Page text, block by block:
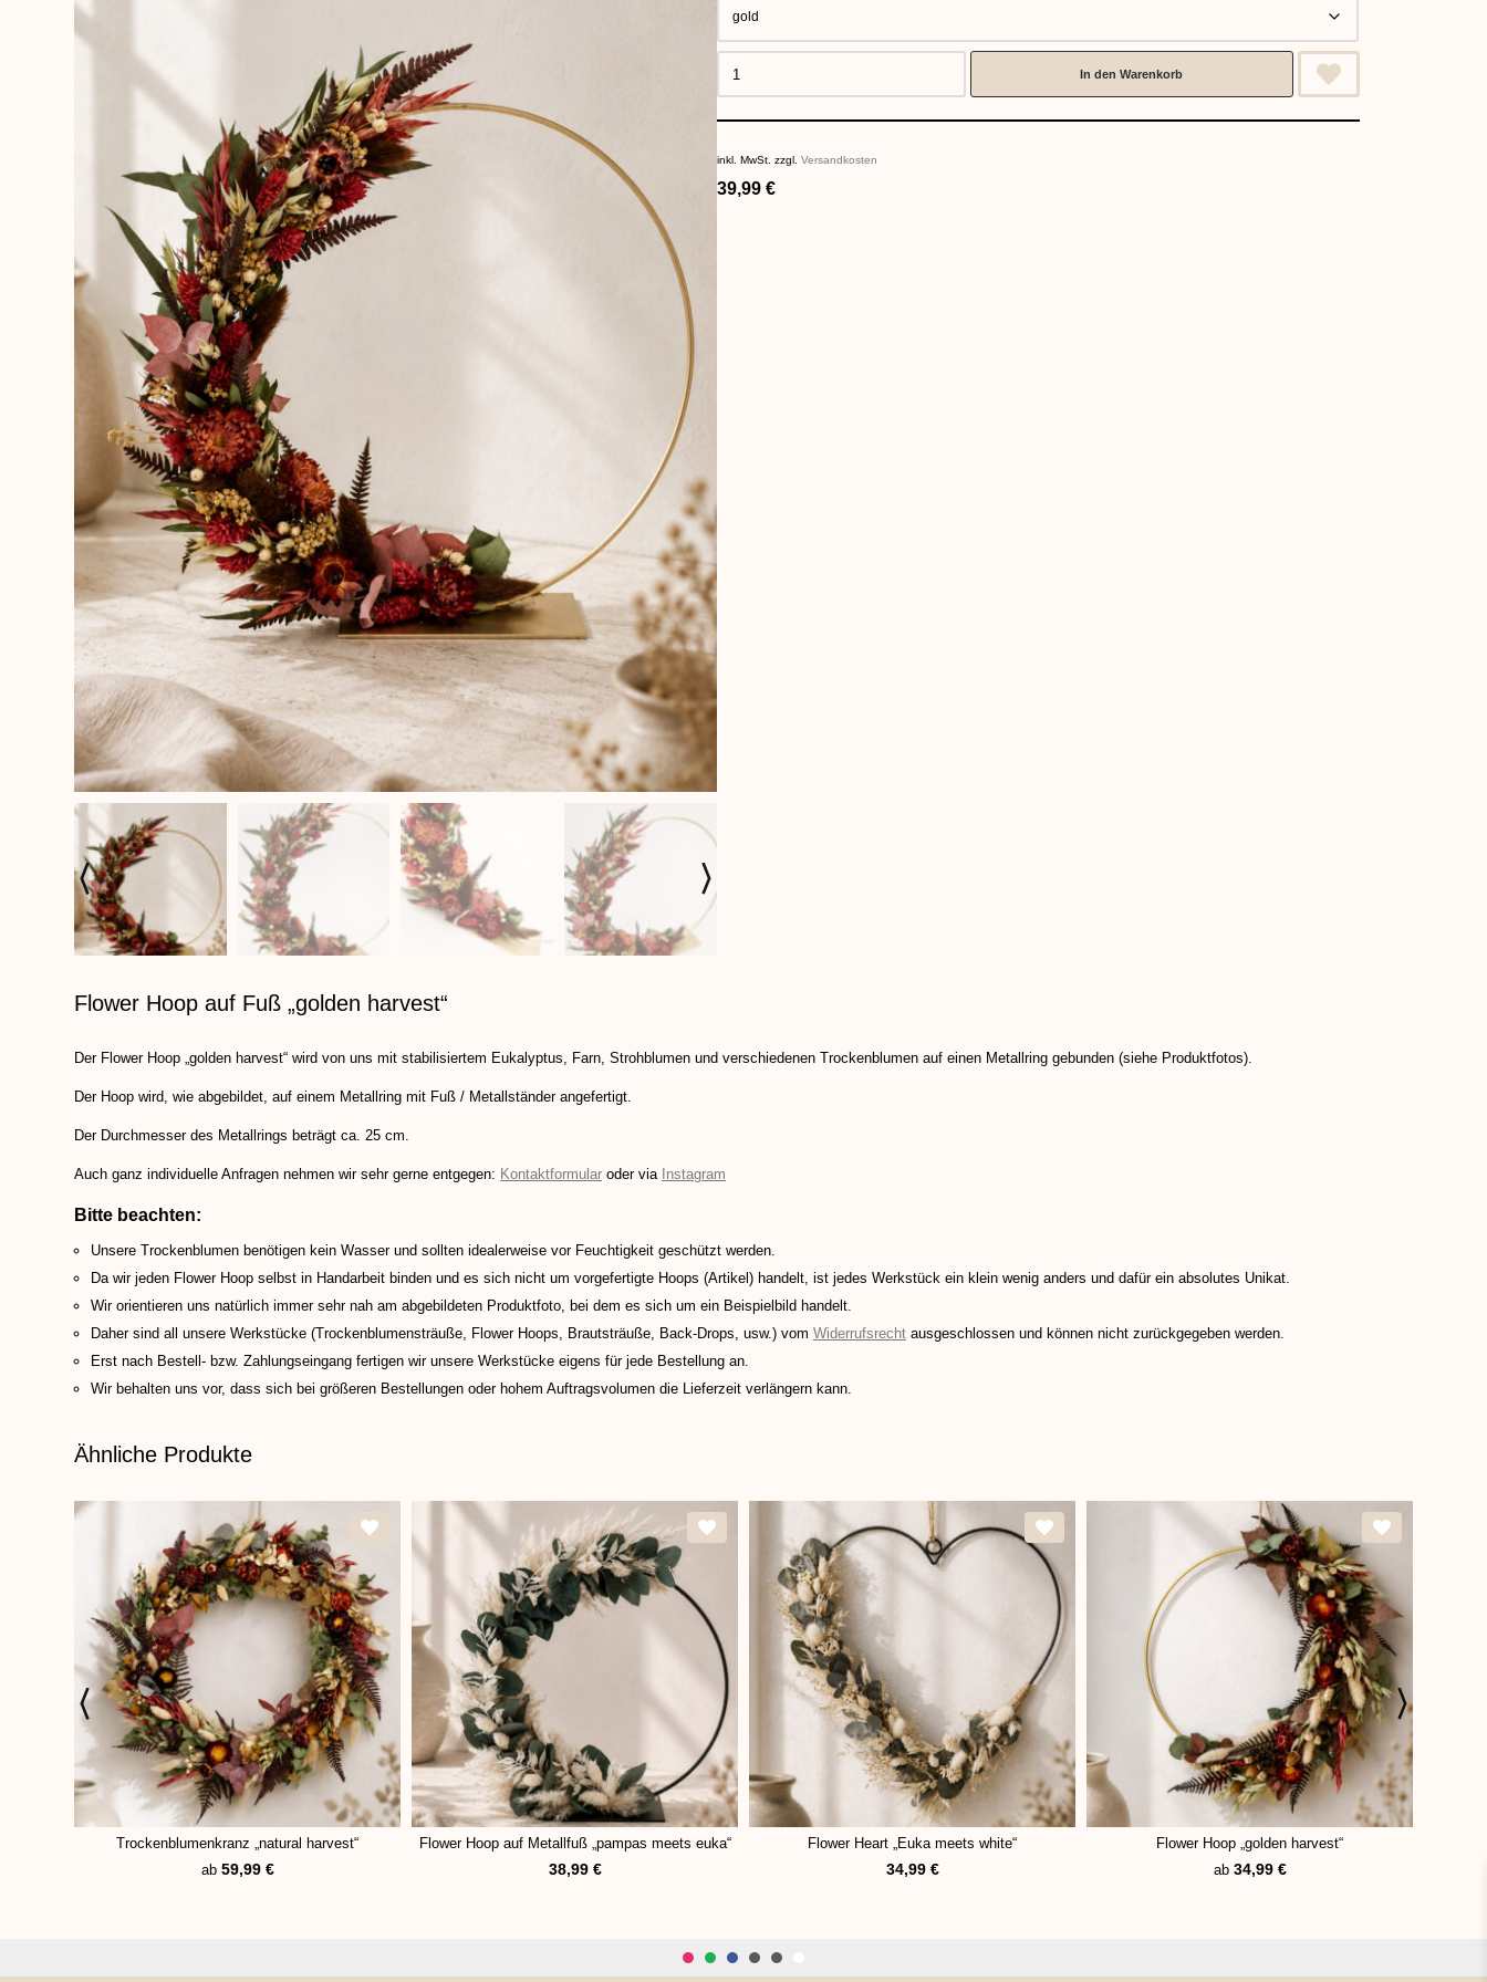
In den Warenkorb
inkl. MwSt. zzgl. Versandkosten
39,99 €
Flower Hoop auf Fuß „golden harvest“
Der Flower Hoop „golden harvest“ wird von uns mit stabilisiertem Eukalyptus, Farn, Strohblumen und verschiedenen Trockenblumen auf einen Metallring gebunden (siehe Produktfotos).
Der Hoop wird, wie abgebildet, auf einem Metallring mit Fuß / Metallständer angefertigt.
Der Durchmesser des Metallrings beträgt ca. 25 cm.
Auch ganz individuelle Anfragen nehmen wir sehr gerne entgegen: Kontaktformular oder via Instagram
Bitte beachten:
Unsere Trockenblumen benötigen kein Wasser und sollten idealerweise vor Feuchtigkeit geschützt werden.
Da wir jeden Flower Hoop selbst in Handarbeit binden und es sich nicht um vorgefertigte Hoops (Artikel) handelt, ist jedes Werkstück ein klein wenig anders und dafür ein absolutes Unikat.
Wir orientieren uns natürlich immer sehr nah am abgebildeten Produktfoto, bei dem es sich um ein Beispielbild handelt.
Daher sind all unsere Werkstücke (Trockenblumensträuße, Flower Hoops, Brautsträuße, Back-Drops, usw.) vom Widerrufsrecht ausgeschlossen und können nicht zurückgegeben werden.
Erst nach Bestell- bzw. Zahlungseingang fertigen wir unsere Werkstücke eigens für jede Bestellung an.
Wir behalten uns vor, dass sich bei größeren Bestellungen oder hohem Auftragsvolumen die Lieferzeit verlängern kann.
Ähnliche Produkte
Trockenblumenkranz „natural harvest“
ab 59,99 €
Flower Hoop auf Metallfuß „pampas meets euka“
38,99 €
Flower Heart „Euka meets white“
34,99 €
Flower Hoop „golden harvest“
ab 34,99 €